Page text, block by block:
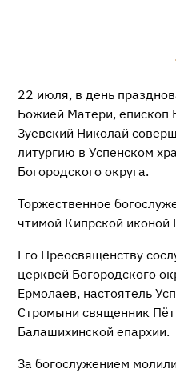
22 июля, в день
Божией Матери, епископ
Зуевский Николай
литургию в Успенском
Богородского округа.
Торжественное
чтимой Кипрской иконой
Его Преосвященству
церквей Богородского
Ермолаев, настоятель
Стромыни священник
Балашихинской епархии.
За богослужением